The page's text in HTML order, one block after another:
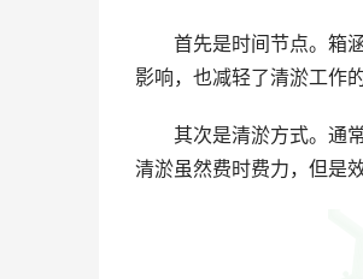
首先是时间节点。箱
影响，也减轻了清淤工作的
其次是清淤方式。通
清淤虽然费时费力，但是